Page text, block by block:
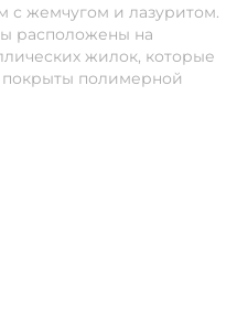
с жемчугом и лазуритом.
расположены на
жилок, которые
полимерной